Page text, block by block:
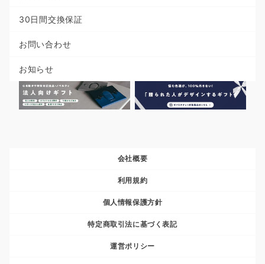
30日間交換保証
お問い合わせ
お知らせ
会社概要
利用規約
個人情報保護方針
特定商取引法に基づく表記
運営ポリシー